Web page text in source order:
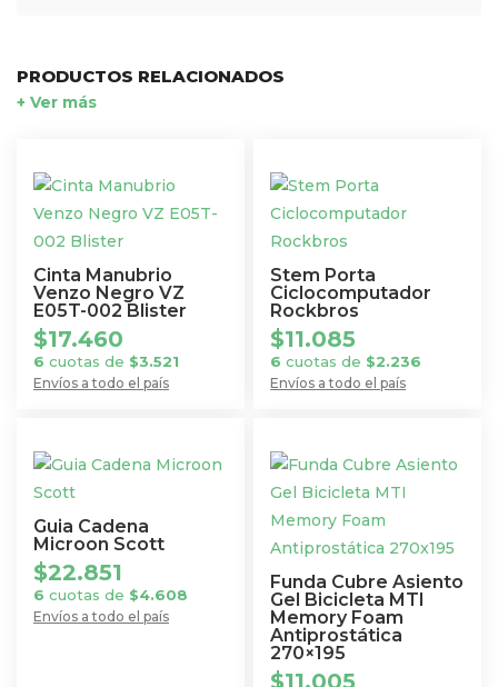
PRODUCTOS RELACIONADOS
+ Ver más
Cinta Manubrio
Venzo Negro VZ
E05T-002 Blister
Envíos a todo el país
$17.460
6 cuotas de $3.521
Stem Porta
Ciclocomputador
Rockbros
Envíos a todo el país
$11.085
6 cuotas de $2.236
Guia Cadena
Microon Scott
Envíos a todo el país
$22.851
6 cuotas de $4.608
Funda Cubre Asiento
Gel Bicicleta MTI
Memory Foam
Antiprostática
270×195